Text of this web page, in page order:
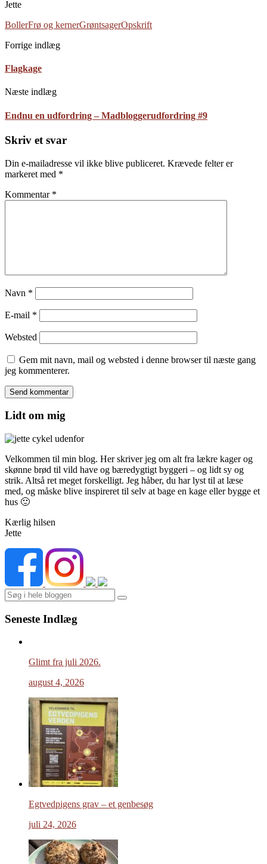
Jette
BollerFrø og kernerGrøntsagerOpskrift
Forrige indlæg
Flagkage
Næste indlæg
Endnu en udfordring – Madbloggerudfordring #9
Skriv et svar
Din e-mailadresse vil ikke blive publiceret. Krævede felter er
markeret med *
Kommentar *
Navn *
E-mail *
Websted
Gem mit navn, mail og websted i denne browser til næste gang
jeg kommenterer.
Lidt om mig
Velkommen til min blog. Her skriver jeg om alt fra lækre kager og
skønne brød til vild have og bæredygtigt byggeri – og lidt sy og
strik. Altså ret meget forskelligt. Jeg håber, du har lyst til at læse
med, og måske blive inspireret til selv at bage en kage eller bygge et
hus 🙂
Kærlig hilsen
Jette
Search
Seneste Indlæg
Glimt fra juli 2026.
august 4, 2026
Egtvedpigens grav – et genbesøg
juli 24, 2026